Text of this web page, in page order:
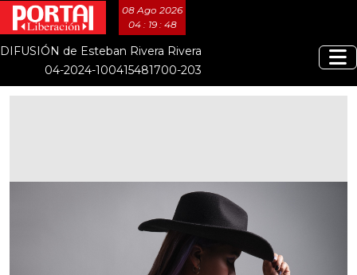
08 Ago 2026
04 : 19 : 49
DIFUSIÓN de Esteban Rivera Rivera
04-2024-100415481700-203